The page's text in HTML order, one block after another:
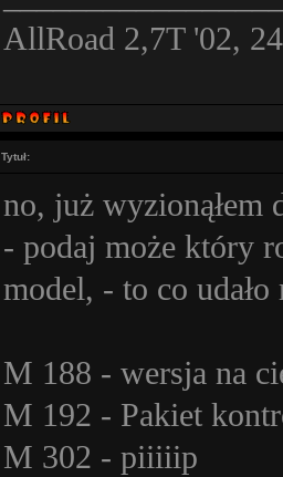
AllRoad 2,7T '02,
Tytuł:
no, już
- podaj może który
model, - to co
M 188 - wersja na
M 192 - Pakiet
M 302 - piiiiip